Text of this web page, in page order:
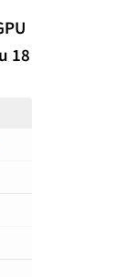
18